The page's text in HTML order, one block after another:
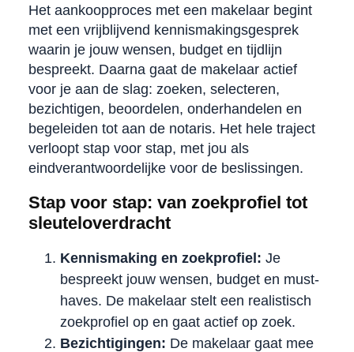
Het aankoopproces met een makelaar begint
met een vrijblijvend kennismakingsgesprek
waarin je jouw wensen, budget en tijdlijn
bespreekt. Daarna gaat de makelaar actief
voor je aan de slag: zoeken, selecteren,
bezichtigen, beoordelen, onderhandelen en
begeleiden tot aan de notaris. Het hele traject
verloopt stap voor stap, met jou als
eindverantwoordelijke voor de beslissingen.
Stap voor stap: van zoekprofiel tot
sleuteloverdracht
Kennismaking en zoekprofiel: Je
bespreekt jouw wensen, budget en must-
haves. De makelaar stelt een realistisch
zoekprofiel op en gaat actief op zoek.
Bezichtigingen: De makelaar gaat mee